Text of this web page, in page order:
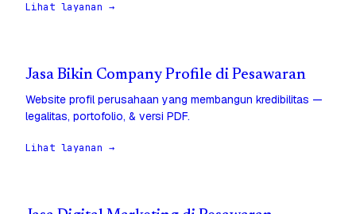
Lihat layanan →
Jasa Bikin Company Profile di Pesawaran
Website profil perusahaan yang membangun kredibilitas —
legalitas, portofolio, & versi PDF.
Lihat layanan →